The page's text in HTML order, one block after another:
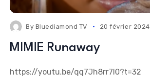
By Bluediamond TV 20 février 2024
MIMIE Runaway
https://youtu.be/qq7Jh8rr7l0?t=32